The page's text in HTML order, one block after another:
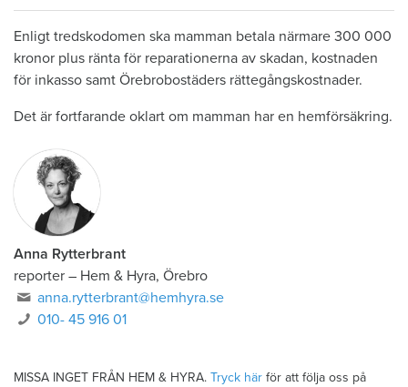
Enligt tredskodomen ska mamman betala närmare 300 000
kronor plus ränta för reparationerna av skadan, kostnaden
för inkasso samt Örebrobostäders rättegångskostnader.
Det är fortfarande oklart om mamman har en hemförsäkring.
Anna Rytterbrant
reporter – Hem & Hyra, Örebro
anna.rytterbrant@hemhyra.se
010- 45 916 01
MISSA INGET FRÅN HEM & HYRA. Tryck här för att följa oss på